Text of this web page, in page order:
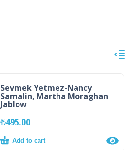
Sevmek Yetmez-Nancy
Samalin, Martha Moraghan
Jablow
₺495.00
Add to cart